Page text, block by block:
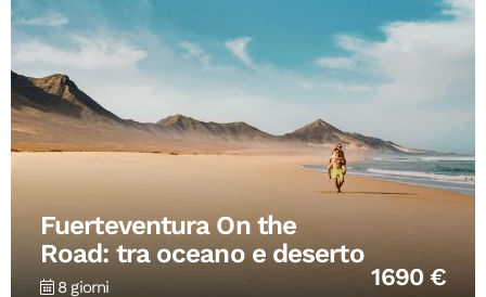
Fuerteventura On the
Road: tra oceano e deserto
8 giorni 1690 €